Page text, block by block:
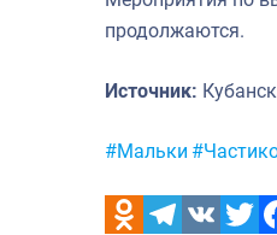
продолжаются.
Источник:
Метки:
#Мальки